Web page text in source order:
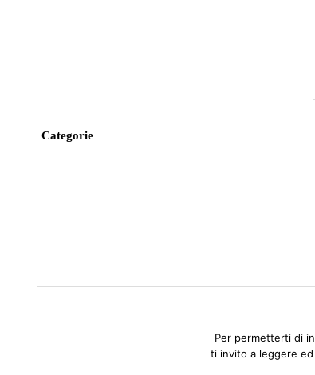
Categorie
Per permetterti di
ti invito a leggere